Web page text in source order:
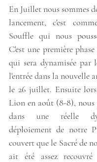
En Juillet nous sommes
lancement, c'est
Souffle qui nous
C'est une première
qui sera dynamisée par
l'entrée dans la nouvelle
le 26 juillet. Ensuite
Lion en août (8-8), nous
dans une réelle
déploiement de notre
couvert que le Sacré de
ait été assez